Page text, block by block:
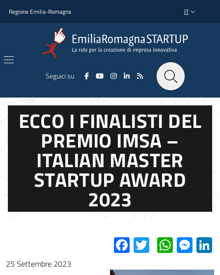
Regione Emilia-Romagna SELETTORE
IT
Seguici su
ECCO I FINALISTI DEL
PREMIO IMSA –
ITALIAN MASTER
STARTUP AWARD
2023
Facebook
Twitter
25 Settembre 2023